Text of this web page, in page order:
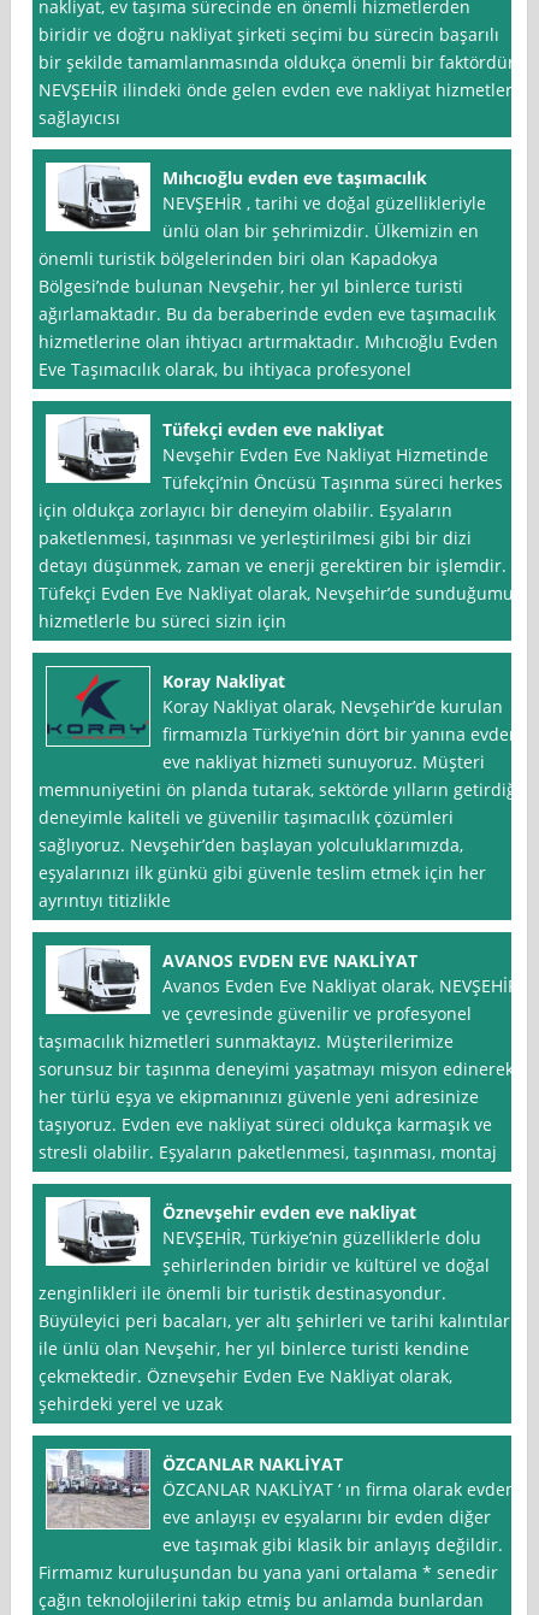
nakliyat, ev taşıma sürecinde en önemli hizmetlerden
biridir ve doğru nakliyat şirketi seçimi bu sürecin başarılı
bir şekilde tamamlanmasında oldukça önemli bir faktördür.
NEVŞEHİR ilindeki önde gelen evden eve nakliyat hizmetleri
sağlayıcısı
Mıhcıoğlu evden eve taşımacılık
NEVŞEHİR , tarihi ve doğal güzellikleriyle
ünlü olan bir şehrimizdir. Ülkemizin en
önemli turistik bölgelerinden biri olan Kapadokya
Bölgesi’nde bulunan Nevşehir, her yıl binlerce turisti
ağırlamaktadır. Bu da beraberinde evden eve taşımacılık
hizmetlerine olan ihtiyacı artırmaktadır. Mıhcıoğlu Evden
Eve Taşımacılık olarak, bu ihtiyaca profesyonel
Tüfekçi evden eve nakliyat
Nevşehir Evden Eve Nakliyat Hizmetinde
Tüfekçi’nin Öncüsü Taşınma süreci herkes
için oldukça zorlayıcı bir deneyim olabilir. Eşyaların
paketlenmesi, taşınması ve yerleştirilmesi gibi bir dizi
detayı düşünmek, zaman ve enerji gerektiren bir işlemdir.
Tüfekçi Evden Eve Nakliyat olarak, Nevşehir’de sunduğumuz
hizmetlerle bu süreci sizin için
Koray Nakliyat
Koray Nakliyat olarak, Nevşehir’de kurulan
firmamızla Türkiye’nin dört bir yanına evden
eve nakliyat hizmeti sunuyoruz. Müşteri
memnuniyetini ön planda tutarak, sektörde yılların getirdiği
deneyimle kaliteli ve güvenilir taşımacılık çözümleri
sağlıyoruz. Nevşehir’den başlayan yolculuklarımızda,
eşyalarınızı ilk günkü gibi güvenle teslim etmek için her
ayrıntıyı titizlikle
AVANOS EVDEN EVE NAKLİYAT
Avanos Evden Eve Nakliyat olarak, NEVŞEHİR
ve çevresinde güvenilir ve profesyonel
taşımacılık hizmetleri sunmaktayız. Müşterilerimize
sorunsuz bir taşınma deneyimi yaşatmayı misyon edinerek,
her türlü eşya ve ekipmanınızı güvenle yeni adresinize
taşıyoruz. Evden eve nakliyat süreci oldukça karmaşık ve
stresli olabilir. Eşyaların paketlenmesi, taşınması, montaj
Öznevşehir evden eve nakliyat
NEVŞEHİR, Türkiye’nin güzelliklerle dolu
şehirlerinden biridir ve kültürel ve doğal
zenginlikleri ile önemli bir turistik destinasyondur.
Büyüleyici peri bacaları, yer altı şehirleri ve tarihi kalıntıları
ile ünlü olan Nevşehir, her yıl binlerce turisti kendine
çekmektedir. Öznevşehir Evden Eve Nakliyat olarak,
şehirdeki yerel ve uzak
ÖZCANLAR NAKLİYAT
ÖZCANLAR NAKLİYAT ‘ ın firma olarak evden
eve anlayışı ev eşyalarını bir evden diğer
eve taşımak gibi klasik bir anlayış değildir.
Firmamız kuruluşundan bu yana yani ortalama * senedir
çağın teknolojilerini takip etmiş bu anlamda bunlardan